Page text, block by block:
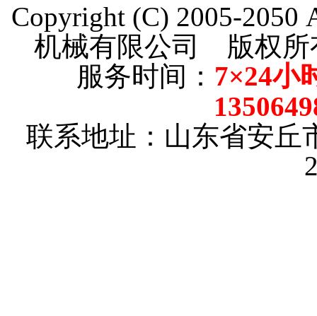
Copyright (C) 2005-2050
机械有限公司 版权
服务时间： 7×24小
联系地址：山东省安